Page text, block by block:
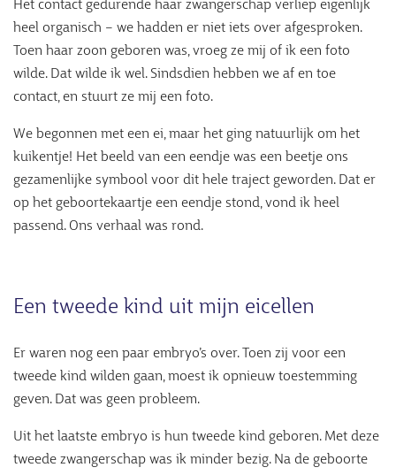
Het contact gedurende haar zwangerschap verliep eigenlijk
heel organisch – we hadden er niet iets over afgesproken.
Toen haar zoon geboren was, vroeg ze mij of ik een foto
wilde. Dat wilde ik wel. Sindsdien hebben we af en toe
contact, en stuurt ze mij een foto.
We begonnen met een ei, maar het ging natuurlijk om het
kuikentje! Het beeld van een eendje was een beetje ons
gezamenlijke symbool voor dit hele traject geworden. Dat er
op het geboortekaartje een eendje stond, vond ik heel
passend. Ons verhaal was rond.
Een tweede kind uit mijn eicellen
Er waren nog een paar embryo’s over. Toen zij voor een
tweede kind wilden gaan, moest ik opnieuw toestemming
geven. Dat was geen probleem.
Uit het laatste embryo is hun tweede kind geboren. Met deze
tweede zwangerschap was ik minder bezig. Na de geboorte